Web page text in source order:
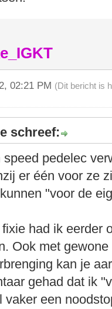
02:21 PM (Dit bericht is
schreef:
speed pedelec
er één voor ze
"voor de
had ik eerder
Ook met
kan je
gehad dat ik
vaker een